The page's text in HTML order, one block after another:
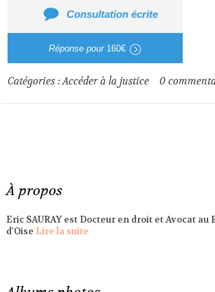
À propos
Eric SAURAY est Docteur en droit et Avocat au
d'Oise Lire la suite
Consultation écrite
Réponse pour 160€
Catégories :Accéder à la justice 0